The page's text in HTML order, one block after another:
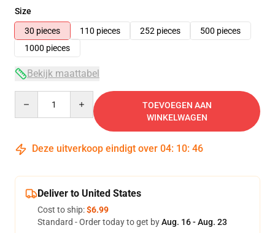
Size
30 pieces
110 pieces 252 pieces
500 pieces
1000 pieces
Bekijk maattabel
TOEVOEGEN AAN
WINKELWAGEN
Deze uitverkoop eindigt over 04: 10: 46
Deliver to United States
Cost to ship:$6.99
Standard - Order today to get byAug. 16 - Aug. 23